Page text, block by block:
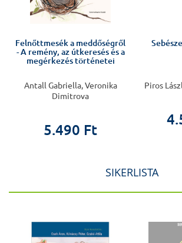
Felnőttmesék a meddőségről
- A remény, az útkeresés és a
megérkezés történetei
Antall Gabriella, Veronika
Dimitrova
5.490 Ft
Piros
SIKERLISTA